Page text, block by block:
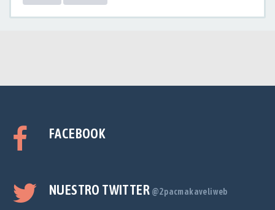
FACEBOOK
NUESTRO TWITTER @2pacmakaveliweb